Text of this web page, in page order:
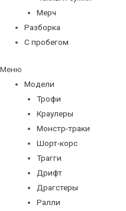
Мерч
Разборка
С пробегом
Меню
Модели
Трофи
Краулеры
Монстр-траки
Шорт-корс
Трагги
Дрифт
Драгстеры
Ралли